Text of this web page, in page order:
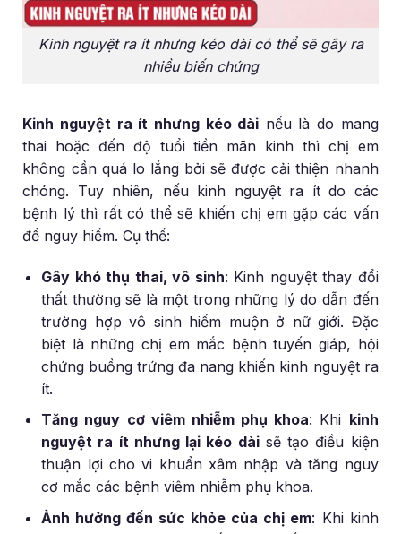
Kinh nguyệt ra ít nhưng kéo dài có thể sẽ gây ra
nhiều biến chứng
Kinh nguyệt ra ít nhưng kéo dài nếu là do mang
thai hoặc đến độ tuổi tiền mãn kinh thì chị em
không cần quá lo lắng bởi sẽ được cải thiện nhanh
chóng. Tuy nhiên, nếu kinh nguyệt ra ít do các
bệnh lý thì rất có thể sẽ khiến chị em gặp các vấn
đề nguy hiểm. Cụ thể:
Gây khó thụ thai, vô sinh: Kinh nguyệt thay đổi
thất thường sẽ là một trong những lý do dẫn đến
trường hợp vô sinh hiếm muộn ở nữ giới. Đặc
biệt là những chị em mắc bệnh tuyến giáp, hội
chứng buồng trứng đa nang khiến kinh nguyệt ra
ít.
Tăng nguy cơ viêm nhiễm phụ khoa: Khi kinh
nguyệt ra ít nhưng lại kéo dàisẽ tạo điều kiện
thuận lợi cho vi khuẩn xâm nhập và tăng nguy
cơ mắc các bệnh viêm nhiễm phụ khoa.
Ảnh hưởng đến sức khỏe của chị em: Khi kinh